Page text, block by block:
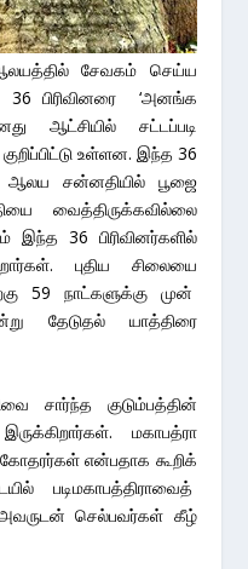
சேவகம் செய்ய
36 பிரிவினரை ‘அனங்க
ஆட்சியில் சட்டப்படி
உள்ளன. இந்த 36
ஆலய சன்னதியில் பூஜை
வைத்திருக்கவில்லை
36 பிரிவினர்களில்
புதிய சிலையை
59 நாட்களுக்கு முன்
தேடுதல் யாத்திரை
சார்ந்த குடும்பத்தின்
மகாபத்ரா
என்பதாக கூறிக்
படிமகாபத்திராவைத்
செல்பவர்கள் கீழ்